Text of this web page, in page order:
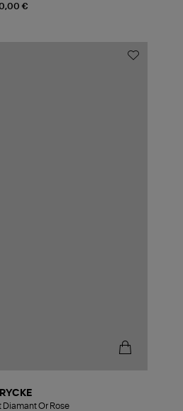
€
Diamant Or Rose